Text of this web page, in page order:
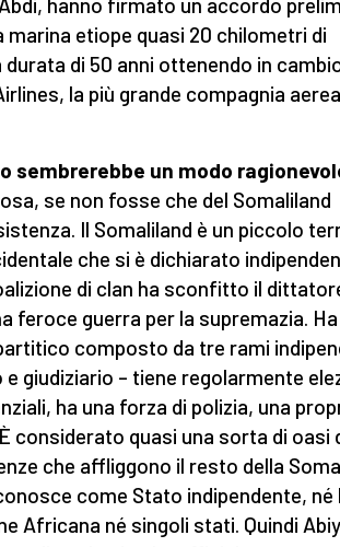
etiope quasi 20 chilometri di
di 50 anni ottenendo in
la più grande compagnia
sembrerebbe un modo
se non fosse che del Somaliland
Il Somaliland è un piccolo
che si è dichiarato
di clan ha sconfitto il
feroce guerra per la supremazia.
composto da tre rami
giudiziario – tiene regolarmente
ha una forza di polizia, una
considerato quasi una sorta di oasi
che affliggono il resto della
come Stato indipendente, né
Africana né singoli stati. Quindi Abiy